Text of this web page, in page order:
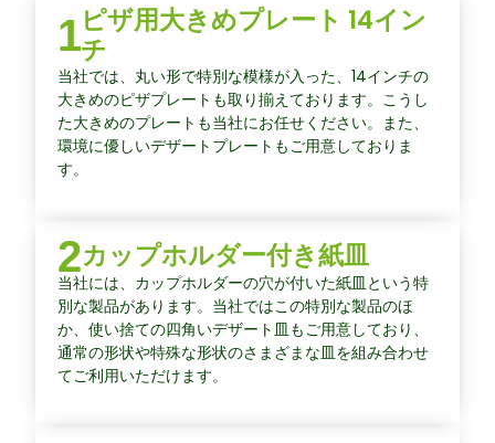
1ピザ用大きめプレート 14イン
チ
当社では、丸い形で特別な模様が入った、14インチの
大きめのピザプレートも取り揃えております。こうし
た大きめのプレートも当社にお任せください。また、
環境に優しいデザートプレートもご用意しておりま
す。
2カップホルダー付き紙皿
当社には、カップホルダーの穴が付いた紙皿という特
別な製品があります。当社ではこの特別な製品のほ
か、使い捨ての四角いデザート皿もご用意しており、
通常の形状や特殊な形状のさまざまな皿を組み合わせ
てご利用いただけます。